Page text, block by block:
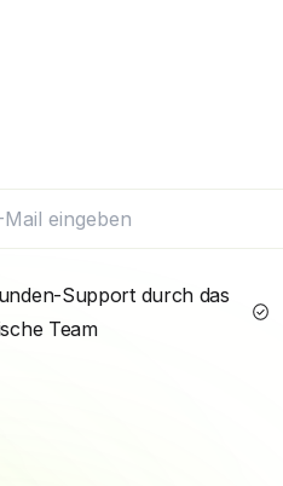
Support durch das
Team